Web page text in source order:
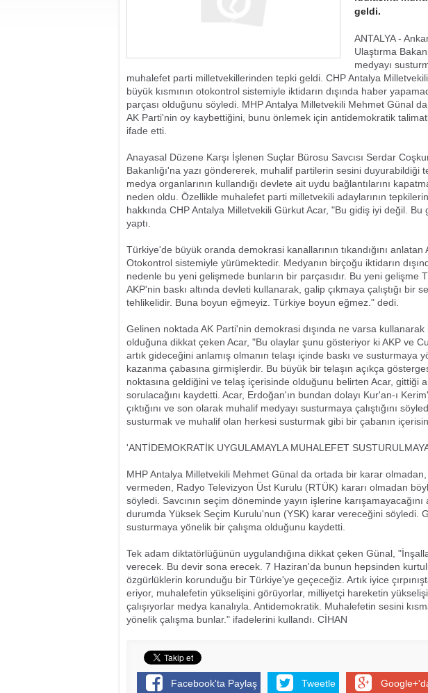
geldi.
ANTALYA -
Ulaştırma
medyayı
muhalefet parti milletvekillerinden tepki geldi. CHP Antalya
büyük kısmının otokontrol sistemiyle iktidarın dışında haber
parçası olduğunu söyledi. MHP Antalya Milletvekili Mehmet Günal
AK Parti'nin oy kaybettiğini, bunu önlemek için antidemokratik
ifade etti.
Anayasal Düzene Karşı İşlenen Suçlar Bürosu Savcısı Serdar
Bakanlığı'na yazı göndererek, muhalif partilerin sesini
medya organlarının kullandığı devlete ait uydu bağlantılarını
neden oldu. Özellikle muhalefet parti milletvekili adaylarının
hakkında CHP Antalya Milletvekili Gürkut Acar, "Bu gidiş iyi değil.
yaptı.
Türkiye'de büyük oranda demokrasi kanallarının tıkandığını anlatan
Otokontrol sistemiyle yürümektedir. Medyanın birçoğu iktidarın
nedenle bu yeni gelişmede bunların bir parçasıdır. Bu yeni gelişme
AKP'nin baskı altında devleti kullanarak, galip çıkmaya çalıştığı bir
tehlikelidir. Buna boyun eğmeyiz. Türkiye boyun eğmez." dedi.
Gelinen noktada AK Parti'nin demokrasi dışında ne varsa
olduğuna dikkat çeken Acar, "Bu olaylar şunu gösteriyor ki AKP ve
artık gideceğini anlamış olmanın telaşı içinde baskı ve susturmaya
kazanma çabasına girmişlerdir. Bu büyük bir telaşın açıkça
noktasına geldiğini ve telaş içerisinde olduğunu belirten Acar, gittiği
sorulacağını kaydetti. Acar, Erdoğan'ın bundan dolayı Kur'an-ı
çıktığını ve son olarak muhalif medyayı susturmaya çalıştığını
susturmak ve muhalif olan herkesi susturmak gibi bir çabanın
'ANTİDEMOKRATİK UYGULAMAYLA MUHALEFET
MHP Antalya Milletvekili Mehmet Günal da ortada bir karar
vermeden, Radyo Televizyon Üst Kurulu (RTÜK) kararı olmadan
söyledi. Savcının seçim döneminde yayın işlerine
durumda Yüksek Seçim Kurulu'nun (YSK) karar vereceğini söyledi.
susturmaya yönelik bir çalışma olduğunu kaydetti.
Tek adam diktatörlüğünün uygulandığına dikkat çeken Günal,
verecek. Bu devir sona erecek. 7 Haziran'da bunun hepsinden
özgürlüklerin korunduğu bir Türkiye'ye geçeceğiz. Artık iyice
eriyor, muhalefetin yükselişini görüyorlar, milliyetçi hareketin
çalışıyorlar medya kanalıyla. Antidemokratik. Muhalefetin sesini
yönelik çalışma bunlar." ifadelerini kullandı. CİHAN
Facebook'ta Paylaş Tweetle